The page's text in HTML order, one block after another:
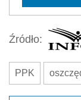
Źródło:
PPK